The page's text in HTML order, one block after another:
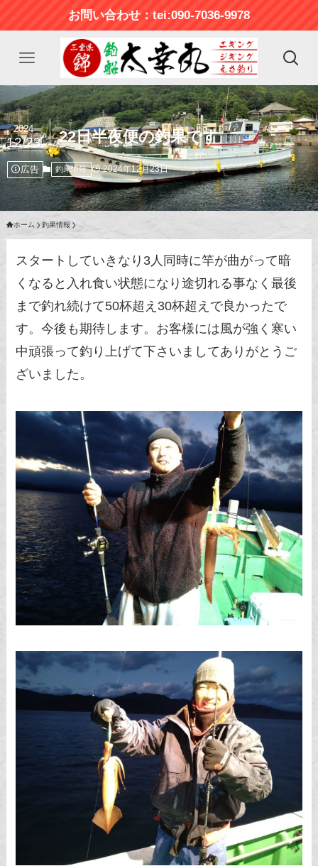
お問い合わせ：tei:090-7036-9978
22日半夜便の釣果です
2024
12/23
広告 釣果情報 2024年12月23日
ホーム 釣果情報
スタートしていきなり3人同時に竿が曲がって暗
くなると入れ食い状態になり途切れる事なく最後
まで釣れ続けて50杯超え30杯超えで良かったで
す。今後も期待します。お客様には風が強く寒い
中頑張って釣り上げて下さいましてありがとうご
ざいました。